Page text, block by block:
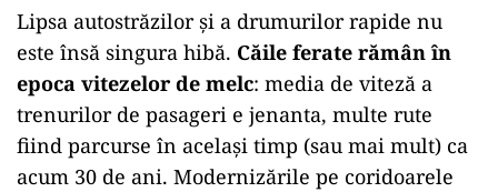
Lipsa autostrăzilor și a drumurilor rapide nu
este însă singura hibă. Căile ferate rămân în
epoca vitezelor de melc: media de viteză a
trenurilor de pasageri e jenanta, multe rute
fiind parcurse în același timp (sau mai mult) ca
acum 30 de ani. Modernizările pe coridoarele